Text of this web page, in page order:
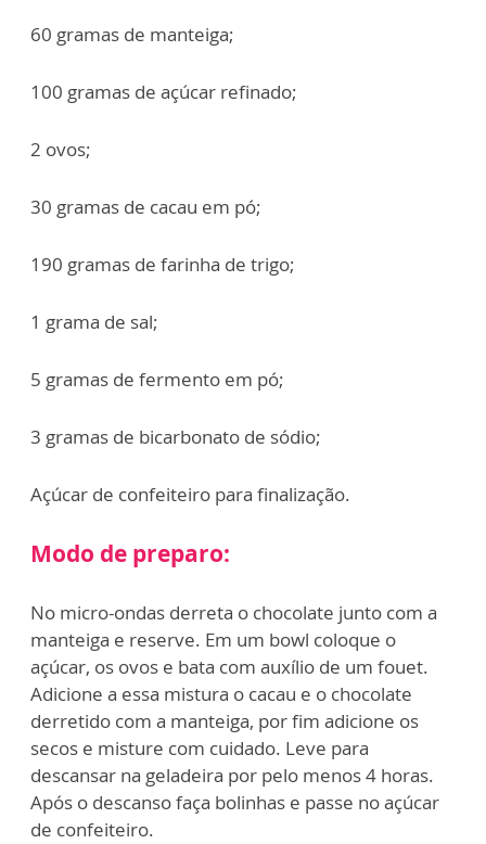
60 gramas de manteiga;
100 gramas de açúcar refinado;
2 ovos;
30 gramas de cacau em pó;
190 gramas de farinha de trigo;
1 grama de sal;
5 gramas de fermento em pó;
3 gramas de bicarbonato de sódio;
Açúcar de confeiteiro para finalização.
Modo de preparo:
No micro-ondas derreta o chocolate junto com a
manteiga e reserve. Em um bowl coloque o
açúcar, os ovos e bata com auxílio de um fouet.
Adicione a essa mistura o cacau e o chocolate
derretido com a manteiga, por fim adicione os
secos e misture com cuidado. Leve para
descansar na geladeira por pelo menos 4 horas.
Após o descanso faça bolinhas e passe no açúcar
de confeiteiro.